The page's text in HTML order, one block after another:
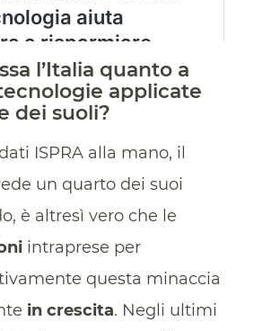
l’Italia quanto a
applicate
dei suoli?
ISPRA alla mano, il
un quarto dei suoi
è altresì vero che le
intraprese per
questa minaccia
in crescita. Negli ultimi